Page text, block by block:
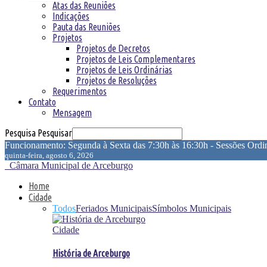
Atas das Reuniões
Indicações
Pauta das Reuniões
Projetos
Projetos de Decretos
Projetos de Leis Complementares
Projetos de Leis Ordinárias
Projetos de Resoluções
Requerimentos
Contato
Mensagem
Pesquisa Pesquisar
Funcionamento: Segunda à Sexta das 7:30h às 16:30h - Sessões
quinta-feira, agosto 6, 2026
Câmara Municipal de Arceburgo
Home
Cidade
TodosFeriados MunicipaisSímbolos Municipais
Cidade
História de Arceburgo